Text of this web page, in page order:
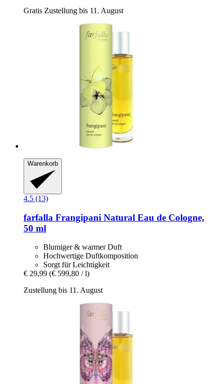
Gratis Zustellung bis 11. August
Warenkorb
4.5 (13)
farfalla Frangipani Natural Eau de Cologne,
50 ml
Blumiger & warmer Duft
Hochwertige Duftkomposition
Sorgt für Leichtigkeit
€ 29,99 (€ 599,80 / l)
Zustellung bis 11. August